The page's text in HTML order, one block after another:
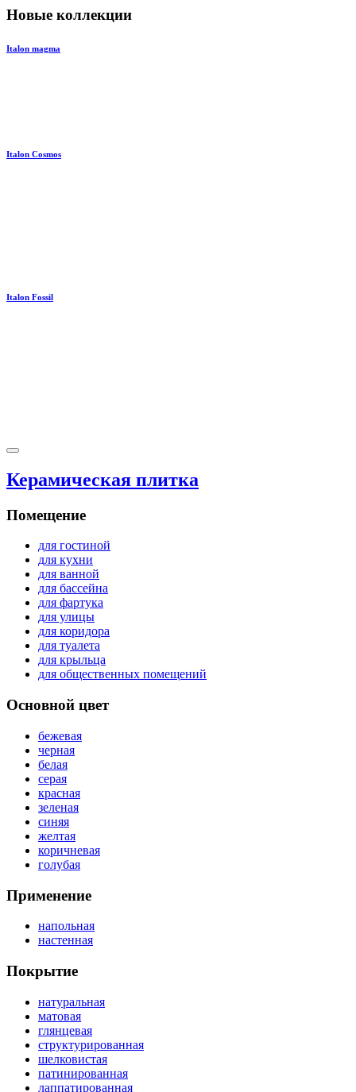
Новые коллекции
Italon magma
Italon Cosmos
Italon Fossil
Керамическая плитка
Помещение
для гостиной
для кухни
для ванной
для бассейна
для фартука
для улицы
для коридора
для туалета
для крыльца
для общественных помещений
Основной цвет
бежевая
черная
белая
серая
красная
зеленая
синяя
желтая
коричневая
голубая
Применение
напольная
настенная
Покрытие
натуральная
матовая
глянцевая
структурированная
шелковистая
патинированная
лаппатированная